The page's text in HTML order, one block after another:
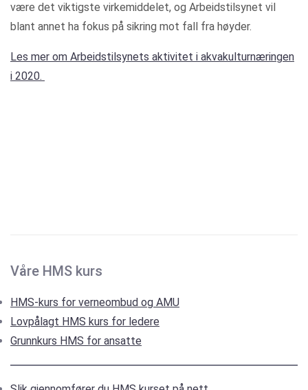
være det viktigste virkemiddelet, og Arbeidstilsynet vil
blant annet ha fokus på sikring mot fall fra høyder.
Les mer om Arbeidstilsynets aktivitet i akvakulturnæringen
i 2020.
Våre HMS kurs
HMS-kurs for verneombud og AMU
Lovpålagt HMS kurs for ledere
Grunnkurs HMS for ansatte